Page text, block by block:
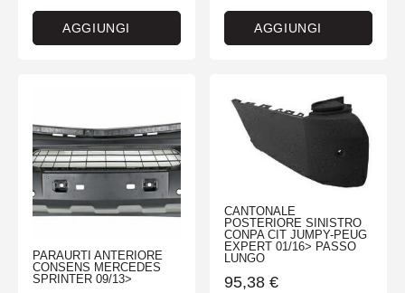
AGGIUNGI AGGIUNGI
PARAURTI ANTERIORE
CONSENS MERCEDES
SPRINTER 09/13>
CANTONALE
POSTERIORE SINISTRO
CONPA CIT JUMPY-PEUG
EXPERT 01/16> PASSO
LUNGO
95,38 €